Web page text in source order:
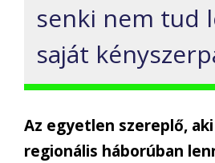
senki nem tud
saját kényszerp
Az egyetlen szereplő,
regionális háborúban